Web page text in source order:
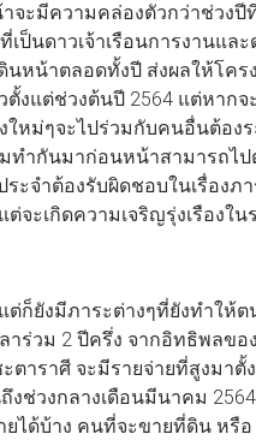
ะมีความคล่องตัวกว่าช่วงปี
ป็นดาวเจ้าเรือนการงานและ
นหน้าตลอดทั้งปี ส่งผลให้โคร
ตั้งแต่ช่วงต้นปี 2564 แต่หากจ
ใหม่ๆจะไปร่วมกับคนอื่นต้องร
ทำกันมาก่อนหน้าสามารถไป
ะจำต้องรับผิดชอบในเรื่องภ
จะเกิดความเจริญรุ่งเรืองใน
ก็ยังมีภาระต่างๆที่ยังทำให้ต
าร่วม 2 ปีครึ่ง จากอิทธิพลขอ
ะตาราศี จะมีรายจ่ายที่สูงมาตั้
งช่วงกลางเดือนมีนาคม
ได้บ้าง คนที่จะขายที่ดิน หรื